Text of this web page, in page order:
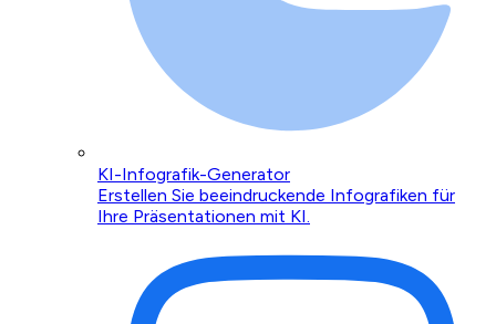
KI-Infografik-Generator
Erstellen Sie beeindruckende Infografiken für
Ihre Präsentationen mit KI.